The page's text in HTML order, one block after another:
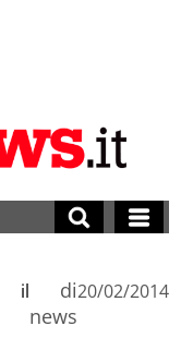
di
news
il 20/02/2014